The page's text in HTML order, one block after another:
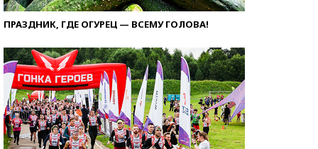
ПРАЗДНИК, ГДЕ ОГУРЕЦ — ВСЕМУ ГОЛОВА!